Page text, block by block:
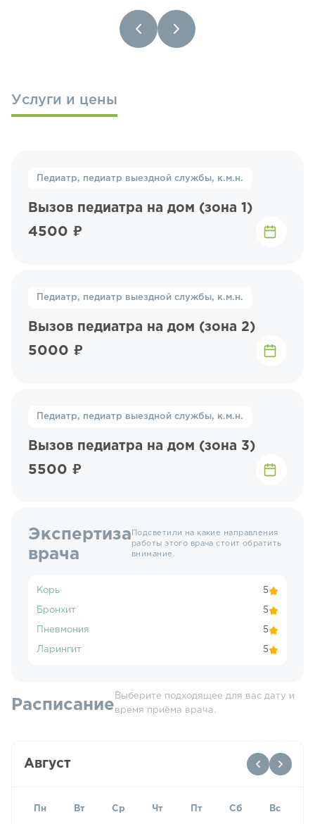
Услуги и цены
Педиатр, педиатр выездной службы, к.м.н.
Вызов педиатра на дом (зона 1)
4500 ₽
Педиатр, педиатр выездной службы, к.м.н.
Вызов педиатра на дом (зона 2)
5000 ₽
Педиатр, педиатр выездной службы, к.м.н.
Вызов педиатра на дом (зона 3)
5500 ₽
Экспертиза
врача
Подсветили на какие направления
работы этого врача стоит обратить
внимание.
Корь 5
Бронхит 5
Пневмония 5
Ларингит 5
Расписание
Выберите подходящее для вас дату и
время приёма врача.
Август
Пн Вт Ср Чт Пт Сб Вс